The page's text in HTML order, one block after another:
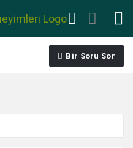
Bir Soru Sor